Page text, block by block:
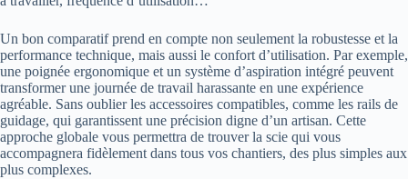
Un bon comparatif prend en compte non seulement la robustesse et la
performance technique, mais aussi le confort d’utilisation. Par exemple,
une poignée ergonomique et un système d’aspiration intégré peuvent
transformer une journée de travail harassante en une expérience
agréable. Sans oublier les accessoires compatibles, comme les rails de
guidage, qui garantissent une précision digne d’un artisan. Cette
approche globale vous permettra de trouver la scie qui vous
accompagnera fidèlement dans tous vos chantiers, des plus simples aux
plus complexes.